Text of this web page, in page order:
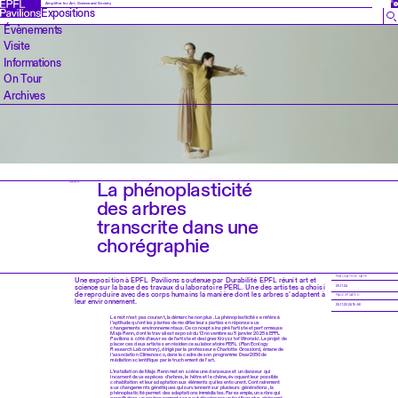
Amplifier for Art, Science and Society EN
Expositions
Évènements
Visite
Informations
On Tour
Archives
NEWS La phénoplasticité
des arbres
transcrite dans une
chorégraphie
Une exposition à EPFL Pavilions soutenue par Durabilité EPFL réunit art et
science sur la base des travaux du laboratoire PERL. Une des artistes a choisi
de reproduire avec des corps humains la manière dont les arbres s’adaptent à
leur environnement.
Le mot n’est pas courant, la démarche non plus. La phénoplasticité se réfère à
l’aptitude qu’ont les plantes de modifier leurs parties en réponse aux
changements environnementaux. Ce concept a inspiré l’artiste et performeuse
Maja Renn, dont le travail est exposé du 13 novembre au 5 janvier 2025 à EPFL
Pavilions à côté d’œuvres de l’artiste et designer Krzysztof Wronski. Le projet de
placer ces deux artistes en résidence au laboratoire PERL (Plan Ecology
Research Laboratory), dirigé par la professeure Charlotte Grossiord, émane de
l’association Climanosco, dans le cadre de son programme Dear2050 de
médiation scientifique par le truchement de l’art.
L’installation de Maja Renn met en scène une danseuse et un danseur qui
incarnent deux espèces d’arbres, le hêtre et le chêne, évoquant leur possible
cohabitation et leur adaptation aux éléments qui les entourent. Contrairement
aux changements génétiques qui surviennent sur plusieurs générations, la
phénoplasticité permet des adaptations immédiates. Par exemple, un arbre qui
PUBLICATION DATE
25.11.24
PAGE UPDATED
25.11.2024 15:56